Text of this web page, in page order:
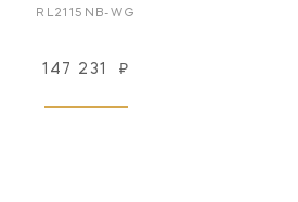
RL2115NB-WG
147 231 ₽